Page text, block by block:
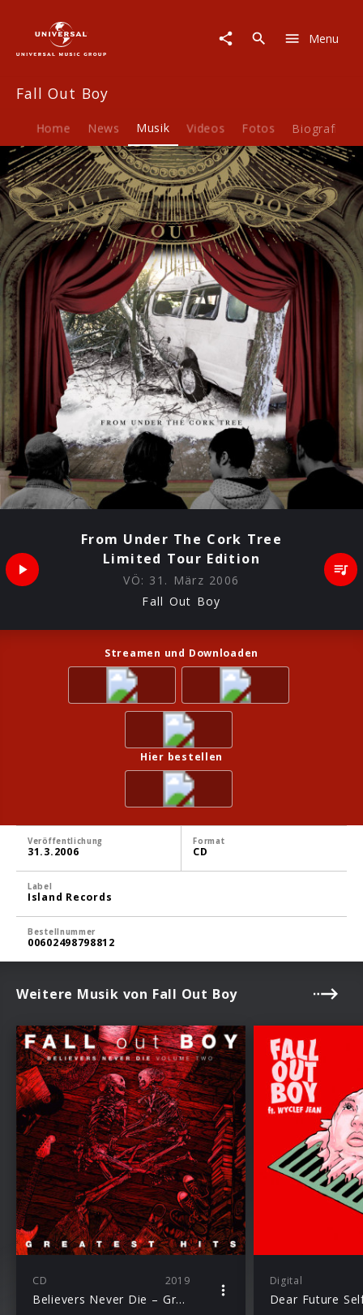
The
Cork
Tree
Limited
Tour
Edition
Menu
Fall Out Boy
Home News Musik Videos Fotos Biografie
From Under The Cork Tree
Limited Tour Edition
VÖ: 31. März 2006
Fall Out Boy
Streamen und Downloaden
Hier bestellen
Veröffentlichung
31.3.2006
Format
CD
Label
Island Records
Bestellnummer
00602498798812
Weitere Musik von Fall Out Boy
CD 2019
Believers Never Die – Greatest Hits
Digital